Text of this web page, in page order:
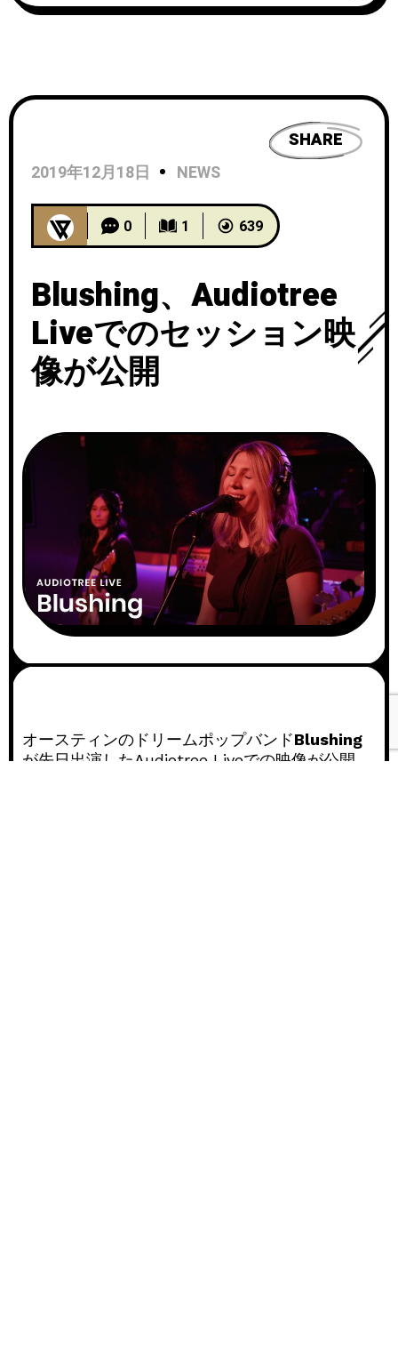
SHARE
2019年12月18日
NEWS
0 1 639
Blushing、Audiotree
Liveでのセッション映
像が公開
オースティンのドリームポップバンドBlushing
が先日出演したAudiotree Liveでの映像が公開。